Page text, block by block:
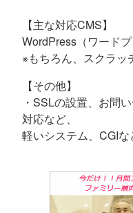
【主な対応CMS】
WordPress（ワードプ
※もちろん、スクラッ
【その他】
・SSLの設置、お問
対応など、
軽いシステム、CGIな